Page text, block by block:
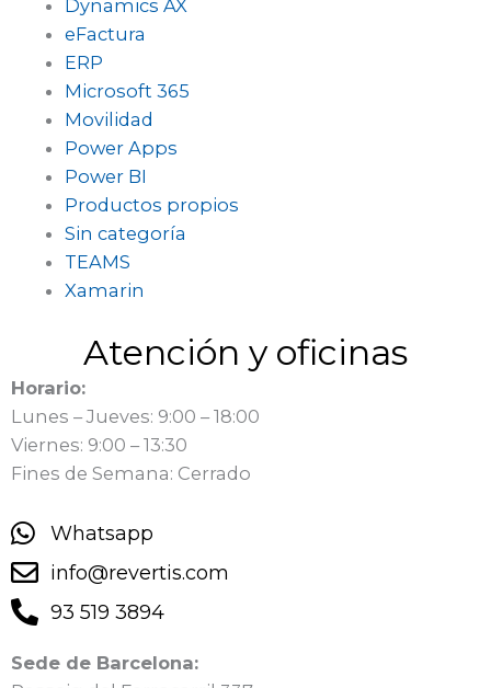
Dynamics AX
eFactura
ERP
Microsoft 365
Movilidad
Power Apps
Power BI
Productos propios
Sin categoría
TEAMS
Xamarin
Atención y oficinas
Horario:
Lunes – Jueves: 9:00 – 18:00
Viernes: 9:00 – 13:30
Fines de Semana: Cerrado
Whatsapp
info@revertis.com
93 519 3894
Sede de Barcelona: